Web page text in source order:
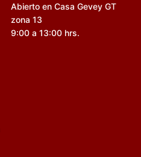
Abierto en Casa Gevey GT
zona 13
9:00 a 13:00 hrs.